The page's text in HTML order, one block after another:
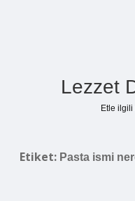
Lezzet
Etle
Etiket: Pasta ismi